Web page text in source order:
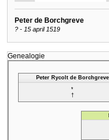
Peter de Borchgreve
? - 15 april 1519
Genealogie